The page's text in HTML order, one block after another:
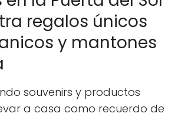
regalos únicos
y mantones
souvenirs y productos
a casa como recuerdo de